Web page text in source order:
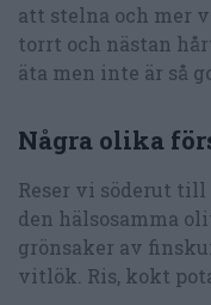
att stelna och mer
torrt och nästan
äta men inte är så
Några olika
Reser vi söderut
den hälsosamma
grönsaker av
vitlök. Ris, kokt